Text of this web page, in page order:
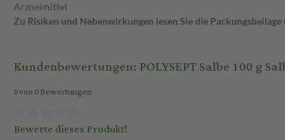
Arzneimittel
Zu Risiken und Nebenwirkungen lesen Sie die
Kundenbewertungen: POLYSEPT Salbe 100 g
0 von 0 Bewertungen
Bewerte dieses Produkt!